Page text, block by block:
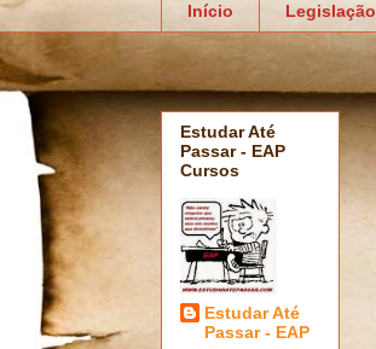
Início Legislação
Estudar Até
Passar - EAP
Cursos
Estudar Até
Passar - EAP